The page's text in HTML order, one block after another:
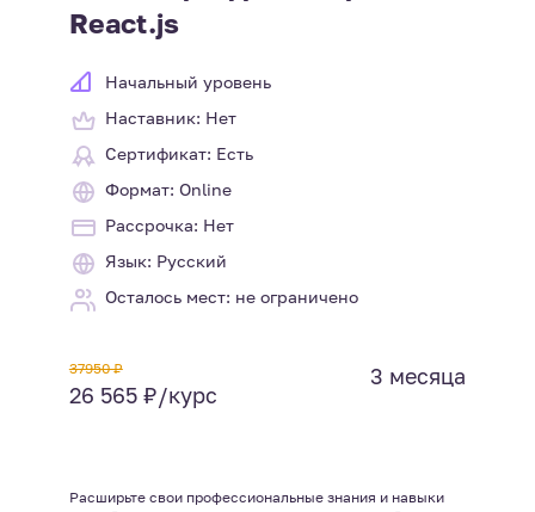
React.js
Начальный уровень
Наставник: Нет
Сертификат: Есть
Формат: Online
Рассрочка: Нет
Язык: Русский
Осталось мест: не ограничено
37950 ₽
26 565 ₽/курс
3 месяца
Расширьте свои профессиональные знания и навыки